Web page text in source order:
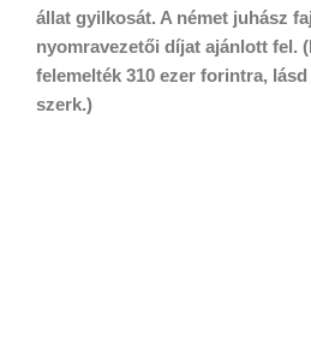
állat gyilkosát. A német juhász
nyomravezetői díjat ajánlott fel.
felemelték 310 ezer forintra,
szerk.)